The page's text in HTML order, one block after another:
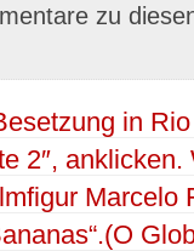
zu
in
2″,
Marcelo